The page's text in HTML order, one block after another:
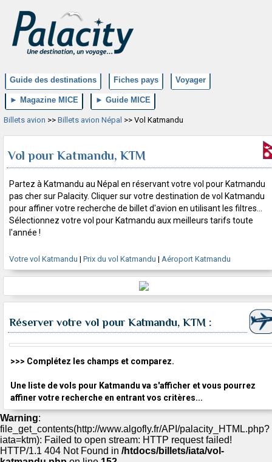
Guide des destinations Fiches pays Voyager
► Magazine MICE ► Guide MICE
Billets avion >> Billets avion Népal >> Vol Katmandu
Vol pour Katmandu, KTM
Partez à Katmandu au Népal en réservant votre vol pour Katmandu
pas cher sur Palacity. Cliquer sur votre destination de vol Katmandu
pour affiner votre recherche de billet d'avion en utilisant les filtres...
Sélectionnez votre vol pour Katmandu aux meilleurs tarifs toute
l'année !
Votre vol Katmandu | Prix du vol Katmandu | Aéroport Katmandu
Réserver votre vol pour Katmandu, KTM :
>>> Complétez les champs et comparez.
Une liste de vols pour Katmandu va s'afficher et vous pourrez
affiner votre recherche en entrant vos critères...
Warning:
file_get_contents(http://www.algofly.fr/API/palacity_HTML.php?
iata=ktm): Failed to open stream: HTTP request failed!
HTTP/1.1 404 Not Found in /htdocs/billets/iata/vol-